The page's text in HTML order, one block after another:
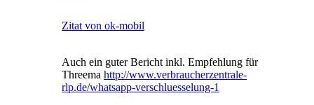
Zitat von ok-mobil
Auch ein guter Bericht inkl. Empfehlung für
Threema http://www.verbraucherzentrale-
rlp.de/whatsapp-verschluesselung-1